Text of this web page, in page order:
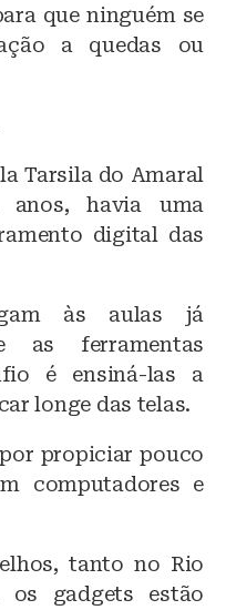
que ninguém se
a quedas ou
Tarsila do Amaral
havia uma
digital das
às aulas já
as ferramentas
é ensiná-las a
longe das telas.
propiciar pouco
computadores e
tanto no Rio
os gadgets estão